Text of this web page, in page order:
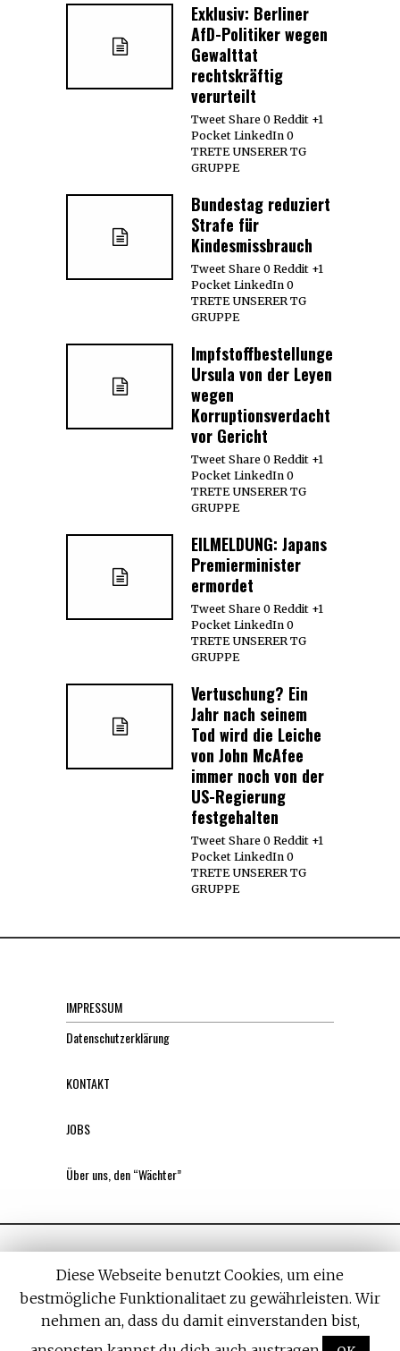
Exklusiv: Berliner
AfD-Politiker wegen
Gewalttat
rechtskräftig
verurteilt
Tweet Share 0 Reddit +1
Pocket LinkedIn 0
TRETE UNSERER TG
GRUPPE
Bundestag reduziert
Strafe für
Kindesmissbrauch
Tweet Share 0 Reddit +1
Pocket LinkedIn 0
TRETE UNSERER TG
GRUPPE
Impfstoffbestellungen:
Ursula von der Leyen
wegen
Korruptionsverdacht
vor Gericht
Tweet Share 0 Reddit +1
Pocket LinkedIn 0
TRETE UNSERER TG
GRUPPE
EILMELDUNG: Japans
Premierminister
ermordet
Tweet Share 0 Reddit +1
Pocket LinkedIn 0
TRETE UNSERER TG
GRUPPE
Vertuschung? Ein
Jahr nach seinem
Tod wird die Leiche
von John McAfee
immer noch von der
US-Regierung
festgehalten
Tweet Share 0 Reddit +1
Pocket LinkedIn 0
TRETE UNSERER TG
GRUPPE
IMPRESSUM
Datenschutzerklärung
KONTAKT
JOBS
Über uns, den “Wächter”
All rights reserved. Designed by Withemes
Diese Webseite benutzt Cookies, um eine
bestmögliche Funktionalitaet zu gewährleisten. Wir
nehmen an, dass du damit einverstanden bist,